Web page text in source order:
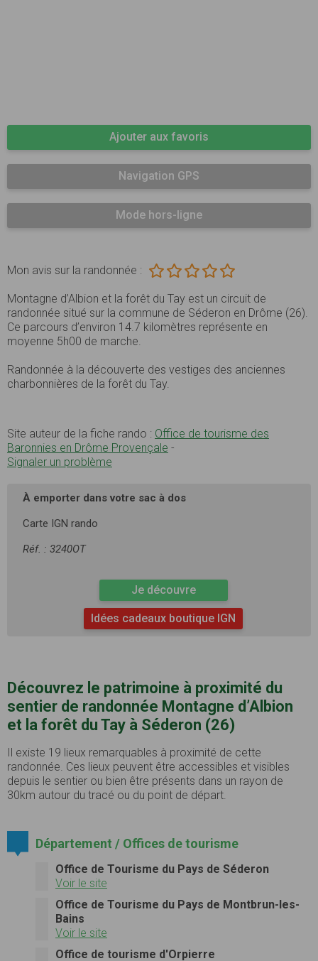
Ajouter aux favoris
Navigation GPS
Mode hors-ligne
Mon avis sur la randonnée :
Montagne d’Albion et la forêt du Tay est un circuit de
randonnée situé sur la commune de Séderon en Drôme (26).
Ce parcours d’environ 14.7 kilomètres représente en
moyenne 5h00 de marche.
Randonnée à la découverte des vestiges des anciennes
charbonnières de la forêt du Tay.
Site auteur de la fiche rando : Office de tourisme des
Baronnies en Drôme Provençale -
Signaler un problème
À emporter dans votre sac à dos
Carte IGN rando
Réf. : 3240OT
Je découvre
Idées cadeaux boutique IGN
Découvrez le patrimoine à proximité du
sentier de randonnée Montagne d’Albion
et la forêt du Tay à Séderon (26)
Il existe 19 lieux remarquables à proximité de cette
randonnée. Ces lieux peuvent être accessibles et visibles
depuis le sentier ou bien être présents dans un rayon de
30km autour du tracé ou du point de départ.
Département / Offices de tourisme
Office de Tourisme du Pays de Séderon
Voir le site
Office de Tourisme du Pays de Montbrun-les-
Bains
Voir le site
Office de tourisme d'Orpierre